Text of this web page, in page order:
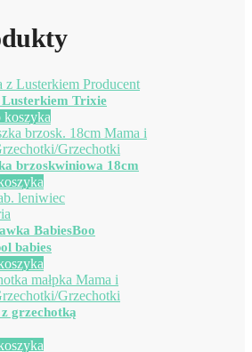
Lusterkiem Trixie
koszyka
brzoskwiniowa 18cm
BabiesBoo
babies
grzechotką